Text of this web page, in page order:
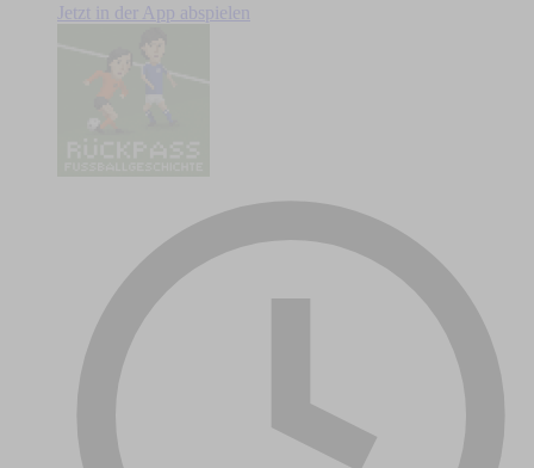
Jetzt in der App abspielen